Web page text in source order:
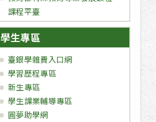
課程平臺
學生專區
臺銀學雜費入口網
學習歷程專區
新生專區
學生課業輔導專區
圓夢助學網